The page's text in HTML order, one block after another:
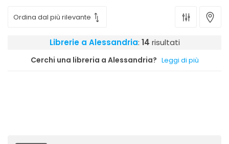
Librerie a Alessandria: 14 risultati
Cerchi una libreria a Alessandria? Leggi di più